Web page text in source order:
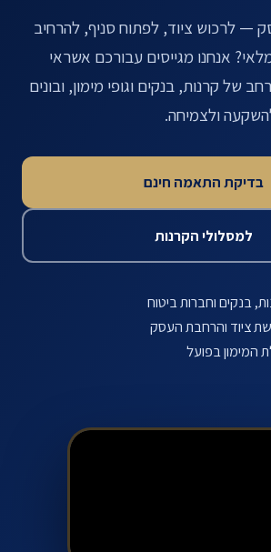
— לרכוש ציוד, לפתוח סניף, להרחיב
אנחנו מגייסים עבורכם אשראי
של קרנות, בנקים וגופי מימון, ובונים
ולצמיחה.
בדיקת התאמה חינם
למסלולי הקרנות
ציוד והרחבת העסק
המימון בפועל